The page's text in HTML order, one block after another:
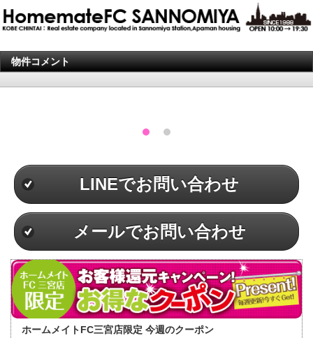
物件コメント
LINEでお問い合わせ
メールでお問い合わせ
ホームメイトFC三宮店限定 今週のクーポン